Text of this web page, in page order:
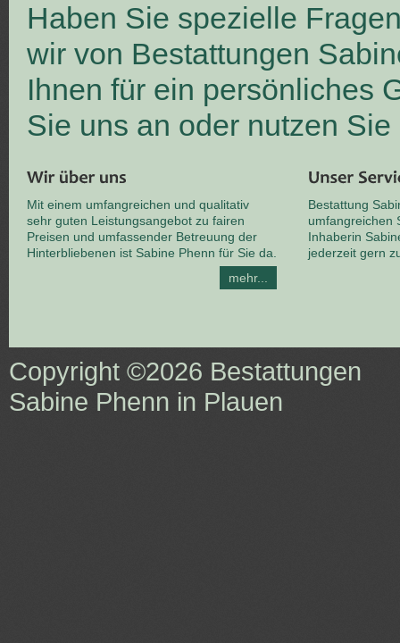
Haben Sie spezielle
wir von Bestattungen
Ihnen für ein persönliches
Sie uns an oder nutzen
Mit einem umfangreichen und qualitativ
sehr guten Leistungsangebot zu fairen
Preisen und umfassender Betreuung der
Hinterbliebenen ist Sabine Phenn für Sie da.
mehr...
Bestattung
umfangreichen
Inhaberin
jederzeit gern
Copyright ©2026 Bestattungen
Sabine Phenn in Plauen